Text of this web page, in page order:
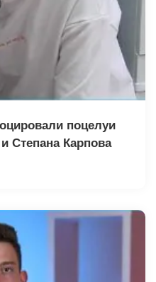
поцелуи
Степана Карпова